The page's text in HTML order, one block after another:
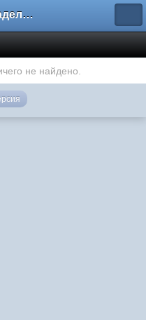
Форум владельцев интернет-магазинов
не найдено.